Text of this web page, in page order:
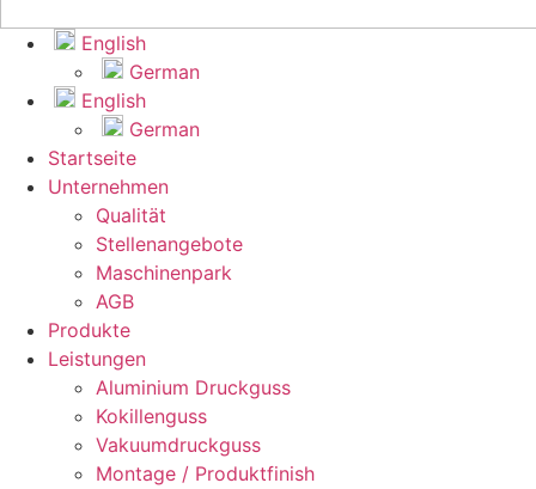
Eng­lish
Ger­man
Eng­lish
Ger­man
Start­sei­te
Unter­neh­men
Qua­li­tät
Stel­len­an­ge­bo­te
Maschi­nen­park
AGB
Pro­duk­te
Leis­tun­gen
Alu­mi­ni­um Druck­guss
Kokil­len­guss
Vaku­um­druck­guss
Mon­ta­ge / Pro­dukt­fi­nish